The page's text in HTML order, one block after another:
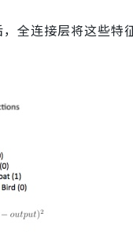
全连接层将这些特